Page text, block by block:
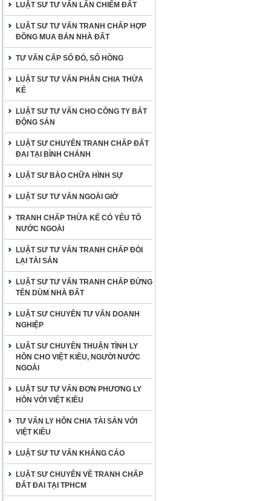
LUẬT SƯ TƯ VẤN LẤN CHIẾM ĐẤT
LUẬT SƯ TƯ VẤN TRANH CHẤP HỢP
ĐỒNG MUA BÁN NHÀ ĐẤT
TƯ VẤN CẤP SỔ ĐỎ, SỔ HỒNG
LUẬT SƯ TƯ VẤN PHÂN CHIA THỪA
KẾ
LUẬT SƯ TƯ VẤN CHO CÔNG TY BẤT
ĐỘNG SẢN
LUẬT SƯ CHUYÊN TRANH CHẤP ĐẤT
ĐAI TẠI BÌNH CHÁNH
LUẬT SƯ BÀO CHỮA HÌNH SỰ
LUẬT SƯ TƯ VẤN NGOÀI GIỜ
TRANH CHẤP THỪA KẾ CÓ YẾU TỐ
NƯỚC NGOÀI
LUẬT SƯ TƯ VẤN TRANH CHẤP ĐÒI
LẠI TÀI SẢN
LUẬT SƯ TƯ VẤN TRANH CHẤP ĐỨNG
TÊN DÙM NHÀ ĐẤT
LUẬT SƯ CHUYÊN TƯ VẤN DOANH
NGHIỆP
LUẬT SƯ CHUYÊN THUẬN TÌNH LY
HÔN CHO VIỆT KIỀU, NGƯỜI NƯỚC
NGOÀI
LUẬT SƯ TƯ VẤN ĐƠN PHƯƠNG LY
HÔN VỚI VIỆT KIỀU
TƯ VẤN LY HÔN CHIA TÀI SẢN VỚI
VIỆT KIỀU
LUẬT SƯ TƯ VẤN KHÁNG CÁO
LUẬT SƯ CHUYÊN VỀ TRANH CHẤP
ĐẤT ĐAI TẠI TPHCM